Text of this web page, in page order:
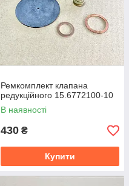
Ремкомплект клапана
редукційного 15.6772100-10
В наявності
430 ₴
Купити